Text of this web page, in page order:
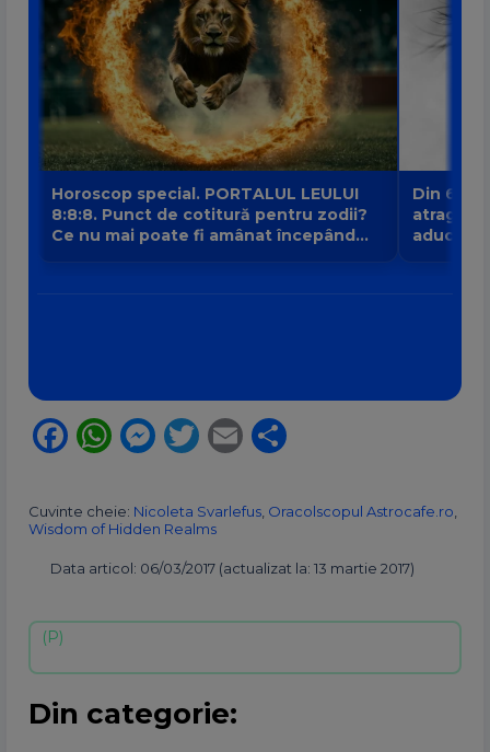
Horoscop special. PORTALUL LEULUI
8:8:8. Punct de cotitură pentru zodii?
Ce nu mai poate fi amânat începând
Din 6
atrage
aduce
Facebook
WhatsApp
Messenger
Twitter
Email
Cuvinte cheie: Nicoleta Svarlefus Oracolscopul Astrocafe.ro
Wisdom of Hidden Realms
Data articol: 06/03/2017 (actualizat la: 13 martie 2017)
Din categorie: